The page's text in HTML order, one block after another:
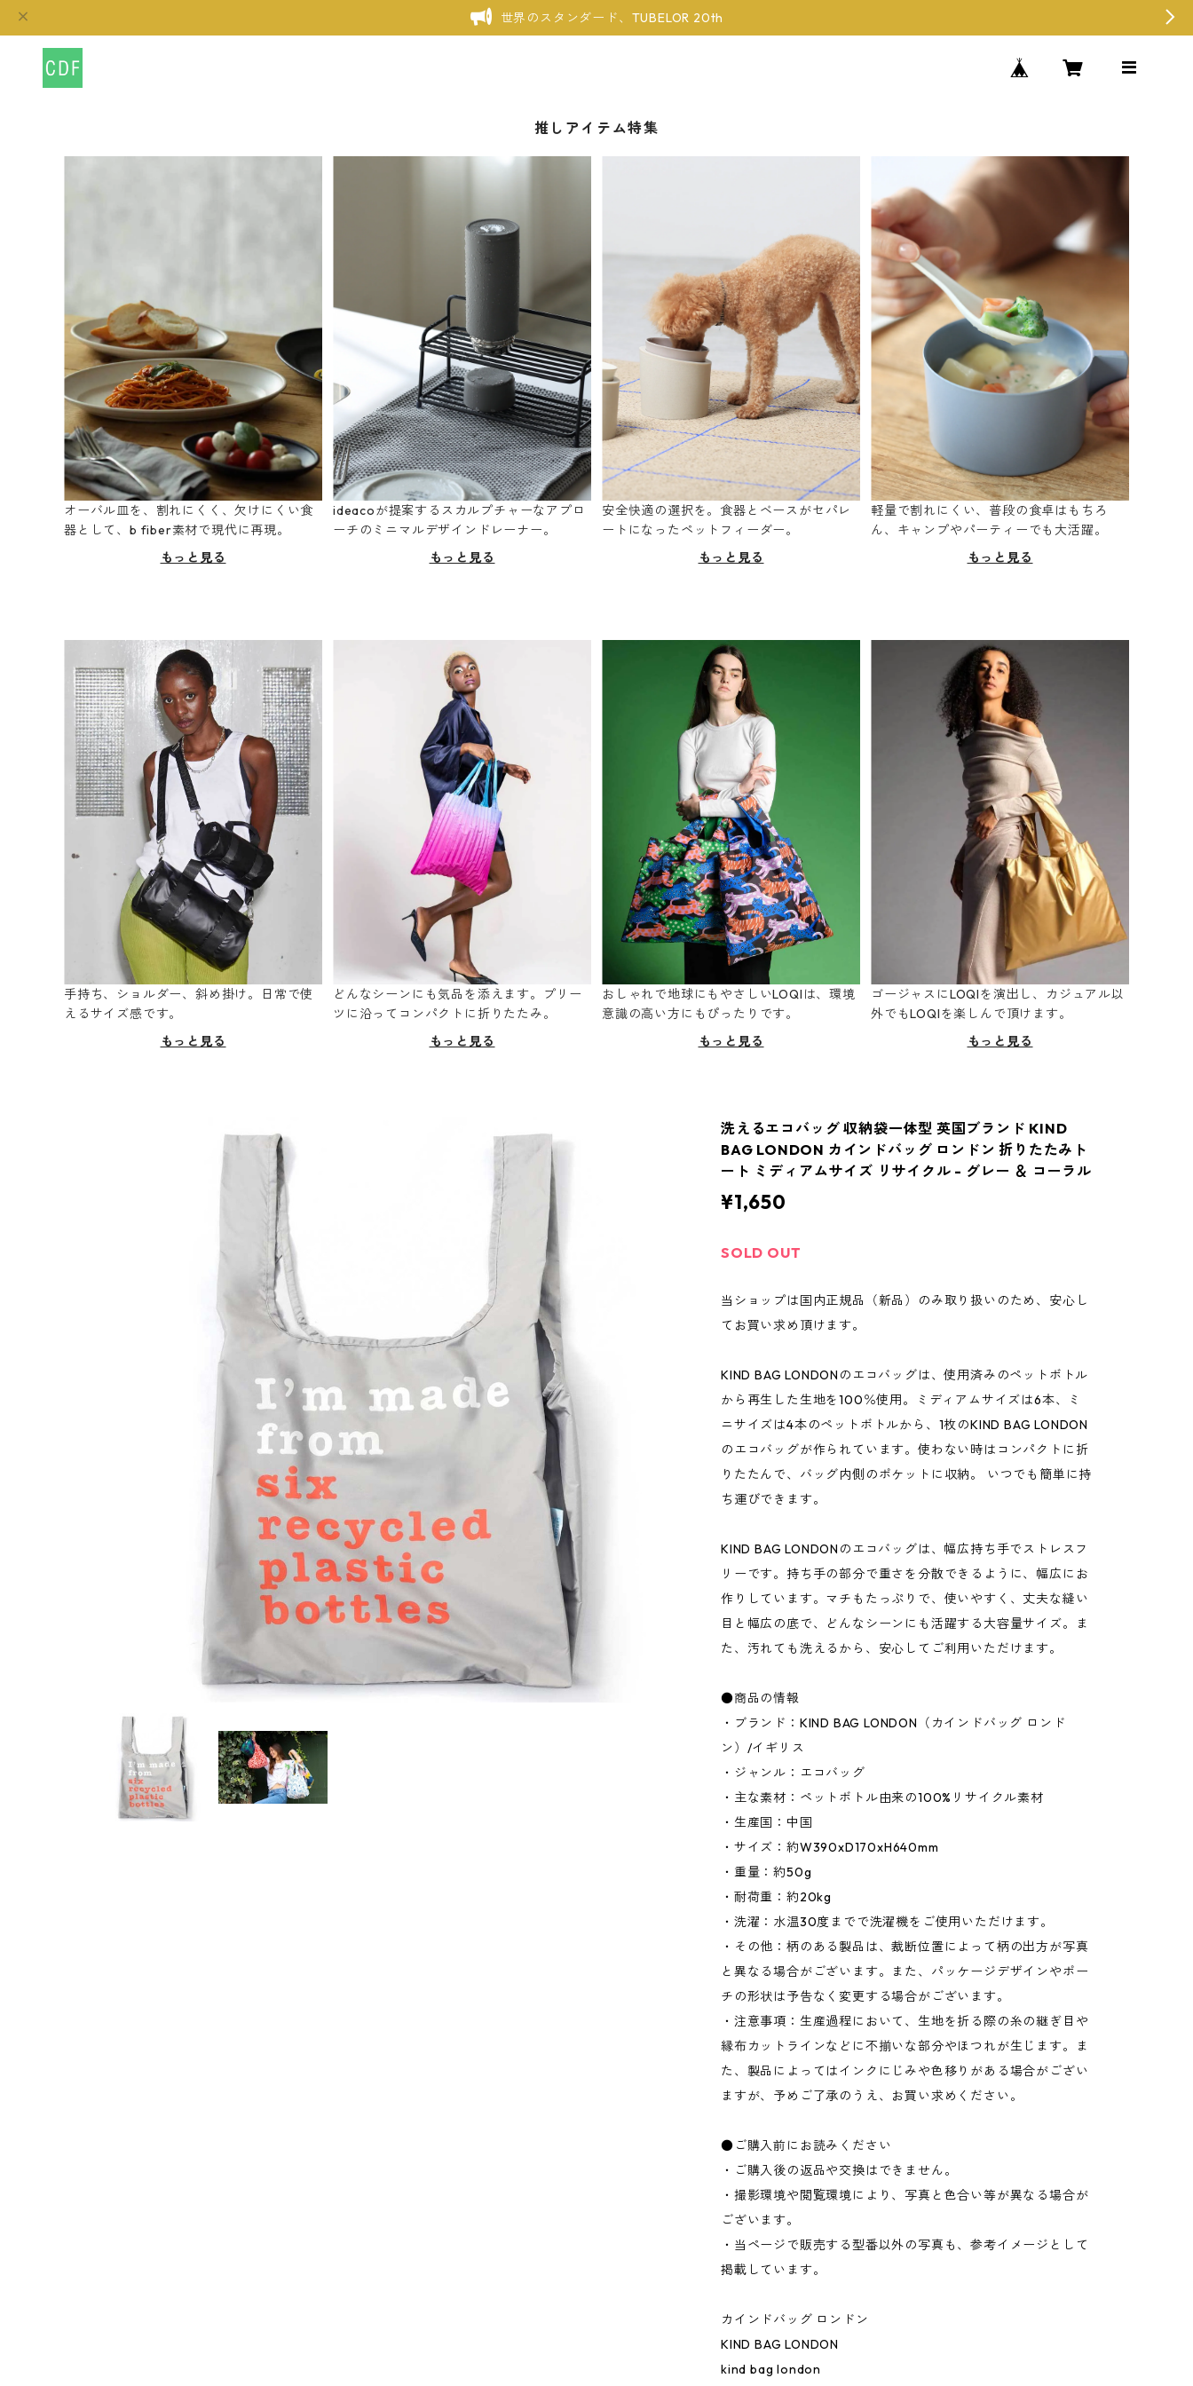
世界のスタンダード、TUBELOR 20th
推しアイテム特集
オーバル皿を、割れにくく、欠けにくい食
器として、b fiber素材で現代に再現。
もっと見る
ideacoが提案するスカルプチャーなアプロ
ーチのミニマルデザインドレーナー。
もっと見る
安全快適の選択を。食器とベースがセパレ
ートになったペットフィーダー。
もっと見る
軽量で割れにくい、普段の食卓はもちろ
ん、キャンプやパーティーでも大活躍。
もっと見る
手持ち、ショルダー、斜め掛け。日常で使
えるサイズ感です。
もっと見る
どんなシーンにも気品を添えます。プリー
ツに沿ってコンパクトに折りたたみ。
もっと見る
おしゃれで地球にもやさしいLOQIは、環境
意識の高い方にもぴったりです。
もっと見る
ゴージャスにLOQIを演出し、カジュアル以
外でもLOQIを楽しんで頂けます。
もっと見る
洗えるエコバッグ 収納袋一体型 英国ブランド KIND
BAG LONDON カインドバッグ ロンドン 折りたたみト
ート ミディアムサイズ リサイクル - グレー ＆ コーラル
¥1,650
SOLD OUT
当ショップは国内正規品（新品）のみ取り扱いのため、安心し
てお買い求め頂けます。
KIND BAG LONDONのエコバッグは、使用済みのペットボトル
から再生した生地を100％使用。ミディアムサイズは6本、ミ
ニサイズは4本のペットボトルから、1枚のKIND BAG LONDON
のエコバッグが作られています。使わない時はコンパクトに折
りたたんで、バッグ内側のポケットに収納。 いつでも簡単に持
ち運びできます。
KIND BAG LONDONのエコバッグは、幅広持ち手でストレスフ
リーです。持ち手の部分で重さを分散できるように、幅広にお
作りしています。マチもたっぷりで、使いやすく、丈夫な縫い
目と幅広の底で、どんなシーンにも活躍する大容量サイズ。ま
た、汚れても洗えるから、安心してご利用いただけます。
●商品の情報
・ブランド：KIND BAG LONDON（カインドバッグ ロンド
ン）/イギリス
・ジャンル：エコバッグ
・主な素材：ペットボトル由来の100%リサイクル素材
・生産国：中国
・サイズ：約W390xD170xH640mm
・重量：約50g
・耐荷重：約20kg
・洗濯：水温30度までで洗濯機をご使用いただけます。
・その他：柄のある製品は、裁断位置によって柄の出方が写真
と異なる場合がございます。また、パッケージデザインやポー
チの形状は予告なく変更する場合がございます。
・注意事項：生産過程において、生地を折る際の糸の継ぎ目や
縁布カットラインなどに不揃いな部分やほつれが生じます。ま
た、製品によってはインクにじみや色移りがある場合がござい
ますが、予めご了承のうえ、お買い求めください。
●ご購入前にお読みください
・ご購入後の返品や交換はできません。
・撮影環境や閲覧環境により、写真と色合い等が異なる場合が
ございます。
・当ページで販売する型番以外の写真も、参考イメージとして
掲載しています。
カインドバッグ ロンドン
KIND BAG LONDON
kind bag london